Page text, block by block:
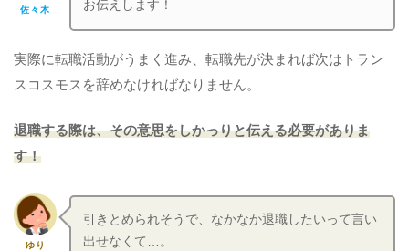
佐々木
お伝えします！
実際に転職活動がうまく進み、転職先が決まれば次はトラン
スコスモスを辞めなければなりません。
退職する際は、その意思をしかっりと伝える必要がありま
す！
ゆり
引きとめられそうで、なかなか退職したいって言い
出せなくて…。